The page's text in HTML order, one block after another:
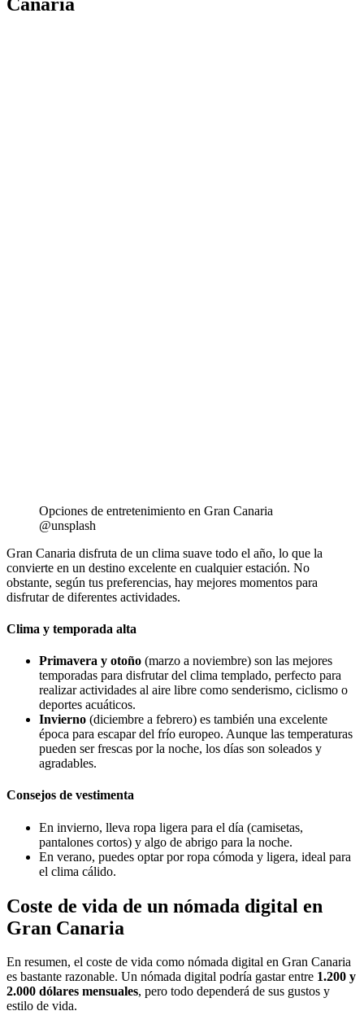
Opciones de entretenimiento en Gran Canaria
@unsplash
Gran Canaria disfruta de un clima suave todo el año, lo que la
convierte en un destino excelente en cualquier estación. No
obstante, según tus preferencias, hay mejores momentos para
disfrutar de diferentes actividades.
Clima y temporada alta
Primavera y otoño (marzo a noviembre) son las mejores
temporadas para disfrutar del clima templado, perfecto para
realizar actividades al aire libre como senderismo, ciclismo o
deportes acuáticos.
Invierno (diciembre a febrero) es también una excelente
época para escapar del frío europeo. Aunque las temperaturas
pueden ser frescas por la noche, los días son soleados y
agradables.
Consejos de vestimenta
En invierno, lleva ropa ligera para el día (camisetas,
pantalones cortos) y algo de abrigo para la noche.
En verano, puedes optar por ropa cómoda y ligera, ideal para
el clima cálido.
Coste de vida de un nómada digital en
Gran Canaria
En resumen, el coste de vida como nómada digital en Gran Canaria
es bastante razonable. Un nómada digital podría gastar entre 1.200 y
2.000 dólares mensuales, pero todo dependerá de sus gustos y
estilo de vida.